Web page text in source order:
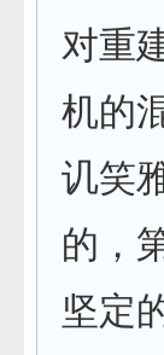
对重
机的
讥笑
的，
坚定